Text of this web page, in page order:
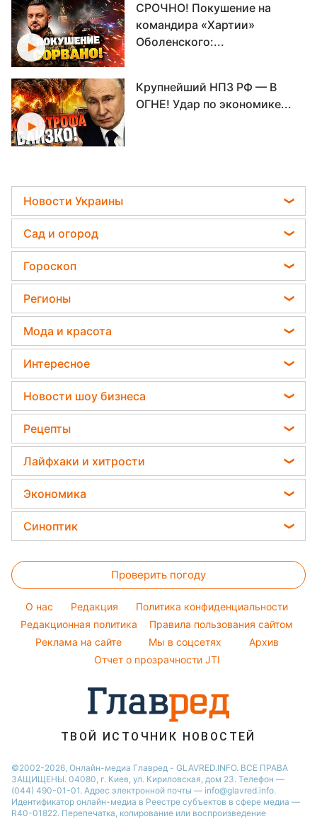
СРОЧНО! Покушение на
командира «Хартии»
Оболенского:...
Крупнейший НПЗ РФ — В
ОГНЕ! Удар по экономике...
Кремль сделал ставку...
ЕС завалит ВСУ ОРУЖИЕМ?!
ЛОВУШКУ! ВСУ разбивают...
ЭКСТРЕННО! Трамп
Мощнейшая атака! Россия
потеряла сразу несколько...
ОТСТАВКА АКСЕНОВА! Путин
меняет власть в...
ТРАМП ИЗМЕНИЛ РЕШЕНИЕ?
Судьба ракет Patriot...
ПОКУШЕНИЕ НА
ЗЕЛЕНСКОГО! Срочная
Секретный план Путина в